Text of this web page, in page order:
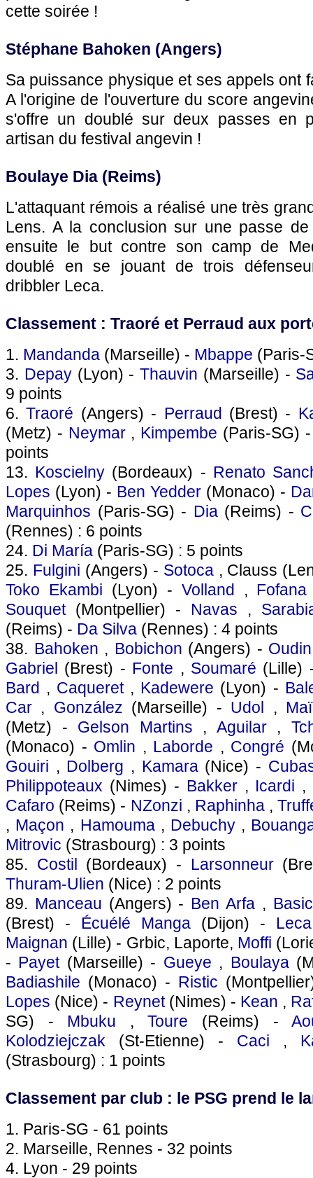
cette soirée !
Stéphane Bahoken (Angers)
Sa puissance physique et ses appels ont
A l'origine de l'ouverture du score
s'offre un doublé sur deux passes en
artisan du festival angevin !
Boulaye Dia (Reims)
L'attaquant rémois a réalisé une très
Lens. A la conclusion sur une passe
ensuite le but contre son camp de
doublé en se jouant de trois
dribbler Leca.
Classement : Traoré et Perraud aux
1. Mandanda (Marseille) - Mbappe (Paris-
3. Depay(Lyon) -Thauvin (Marseille) -
9 points
6.Traoré (Angers) - Perraud (Brest) -
(Metz) - Neymar, Kimpembe (Paris-SG)
points
13. Koscielny (Bordeaux) - Renato
Lopes (Lyon) - Ben Yedder (Monaco) -
Marquinhos (Paris-SG) - Dia(Reims) -
(Rennes) : 6 points
24. Di María (Paris-SG) : 5 points
25. Fulgini (Angers) - Sotoca, Clauss
Toko Ekambi (Lyon) - Volland , Fofana
Souquet(Montpellier) - Navas ,
(Reims) - Da Silva (Rennes) : 4 points
38. Bahoken , Bobichon (Angers) - Oudin
Gabriel (Brest) - Fonte , Soumaré
Bard , Caqueret, Kadewere (Lyon) -
Car , González (Marseille) - Udol ,
(Metz) - Gelson Martins , Aguilar,
(Monaco) - Omlin , Laborde , Congré
Gouiri , Dolberg , Kamara(Nice) -
Philippoteaux (Nimes) - Bakker, Icardi ,
Cafaro (Reims) - NZonzi , Raphinha ,
, Maçon , Hamouma, Debuchy,
Mitrovic (Strasbourg) : 3 points
85. Costil (Bordeaux) - Larsonneur
Thuram-Ulien (Nice) : 2 points
89. Manceau (Angers) - Ben Arfa , Basic
(Brest) - Écuélé Manga (Dijon) - Leca
Maignan (Lille) - Grbic, Laporte, Moffi
- Payet(Marseille) - Gueye , Boulaya
Badiashile (Monaco) - Ristic
Lopes (Nice) - Reynet(Nimes) - Kean ,
SG) - Mbuku ,Toure (Reims) -
Kolodziejczak (St-Etienne) - Caci ,
(Strasbourg) : 1 points
Classement par club : le PSG prend le
1. Paris-SG - 61 points
2. Marseille, Rennes - 32 points
4. Lyon - 29 points